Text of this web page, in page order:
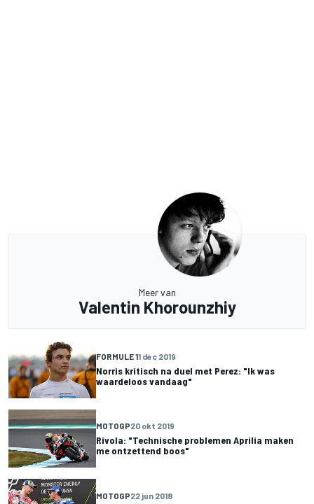
Meer van
Valentin Khorounzhiy
FORMULE 11 dec 2019
Norris kritisch na duel met Perez: "Ik was
waardeloos vandaag"
MOTOGP20 okt 2019
Rivola: "Technische problemen Aprilia maken
me ontzettend boos"
MOTOGP22 jun 2018